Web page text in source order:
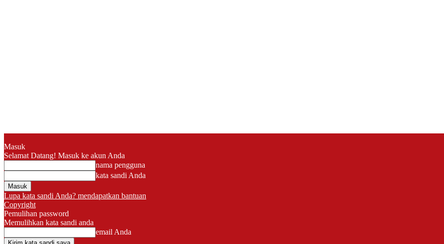
Masuk
Selamat Datang! Masuk ke akun Anda
nama pengguna
kata sandi Anda
Lupa kata sandi Anda? mendapatkan bantuan
Copyright
Pemulihan password
Memulihkan kata sandi anda
email Anda